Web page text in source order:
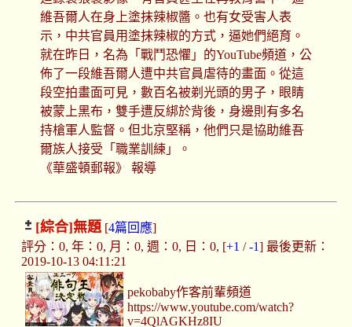
維吾爾人在身上塗抹辣椒醬。也有女受害人表
示，中共官員用塗抹辣椒的方式，逼她們絕育。
就在昨日，名為「戰鬥恐懼」的YouTube頻道，公
佈了一段維吾爾人遭中共官員虐待的畫面。從這
段空拍畫面可見，數百名被剃光頭的男子，眼睛
被蒙上黑布，雙手遭反綁於背後，身邊則有多名
持槍軍人監督。但北京堅稱，他們只是協助維吾
爾族人接受「職業訓練」。
《華盛頓郵報》 報導
[綜合]無題[4篇回應]
評分：0, 年：0, 月：0, 週：0, 日：0, [+1 /-1] 最後更新：
2019-10-13 04:11:21
pekobaby作客前輩頻道
https://www.youtube.com/watch?
v=4QlAGKHz8IU